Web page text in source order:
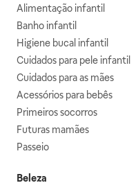
Alimentação infantil
Banho infantil
Higiene bucal infantil
Cuidados para pele infantil
Cuidados para as mães
Acessórios para bebês
Primeiros socorros
Futuras mamães
Passeio
Beleza